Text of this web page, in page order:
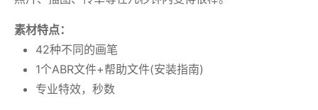
素材特点：
42种不同的画笔
1个ABR文件+帮助文件(安装指南)
专业特效，秒数